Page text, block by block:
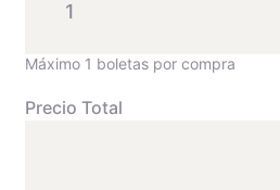
Máximo 1 boletas por compra
Precio Total